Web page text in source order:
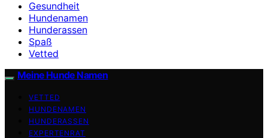
Gesundheit
Hundenamen
Hunderassen
Spaß
Vetted
Meine Hunde Namen
VETTED
HUNDENAMEN
HUNDERASSEN
EXPERTENRAT